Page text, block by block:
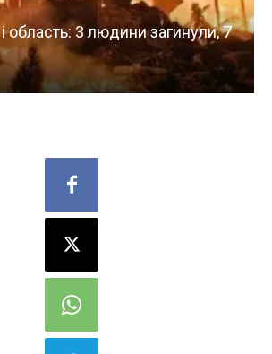
Ліонеля Мессі: був його
і допоміг укласти перші